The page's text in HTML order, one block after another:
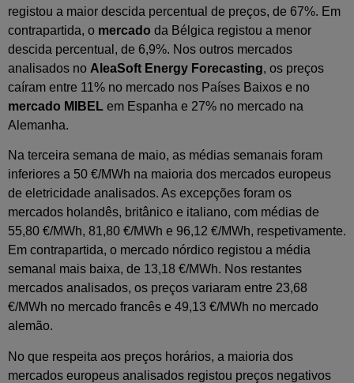
registou a maior descida percentual de preços, de 67%. Em
contrapartida, o mercado da Bélgica registou a menor
descida percentual, de 6,9%. Nos outros mercados
analisados no AleaSoft Energy Forecasting, os preços
caíram entre 11% no mercado nos Países Baixos e no
mercado MIBEL em Espanha e 27% no mercado na
Alemanha.
Na terceira semana de maio, as médias semanais foram
inferiores a 50 €/MWh na maioria dos mercados europeus
de eletricidade analisados. As excepções foram os
mercados holandês, britânico e italiano, com médias de
55,80 €/MWh, 81,80 €/MWh e 96,12 €/MWh, respetivamente.
Em contrapartida, o mercado nórdico registou a média
semanal mais baixa, de 13,18 €/MWh. Nos restantes
mercados analisados, os preços variaram entre 23,68
€/MWh no mercado francês e 49,13 €/MWh no mercado
alemão.
No que respeita aos preços horários, a maioria dos
mercados europeus analisados registou preços negativos